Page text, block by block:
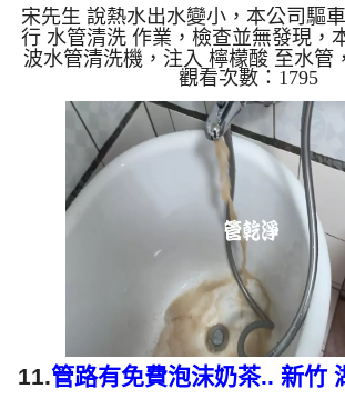
管清洗
宋先生 說熱水出水變小，本公司驅
行 水管清洗 作業，檢查並無發現，
波水管清洗機，注入 檸檬酸 至水管
開啟 水管清洗機 ，啟動 螺旋波 模式
出綠色泡沫髒水，看起來就像是泡沫
時後，出水變乾淨出水量也變大了
如水管老化，會產生鐵鏽跟泥沙堆積
會是咖啡色，地下水含有氧化錳，管
管垢，洗出來的水會跟石油一樣黑，
水，是因為裡面有銅的物質，生鏽產
色的水，是因為水...
觀看次數：1795
11.管路有免費泡沫奶茶.. 新竹